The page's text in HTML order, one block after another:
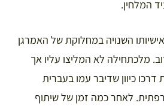
המלחין.
השנויה במחלוקת של האמרגן
מלכתחילה לא המליצו עליו אך
כיוון שדיבר עמו בעברית
לאחר כמה זמן של שיתוף